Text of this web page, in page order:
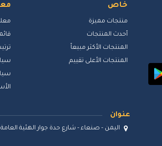
خاص
منتجات مميزة
أحدث المنتجات
المنتجات الأكثر مبيعاً
المنتجات الأعلى تقييم
عنوان
اليمن - صنعاء - شارع حدة جوار الهئية العامة